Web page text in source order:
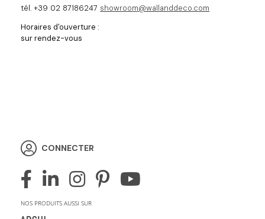
tél. +39 02 87186247 showroom@wallanddeco.com
Horaires d'ouverture :
sur rendez-vous
CONNECTER
NOS PRODUITS AUSSI SUR